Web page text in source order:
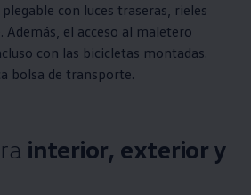
con luces traseras, rieles
el acceso al maletero
con las bicicletas montadas.
bolsa de transporte.
interior, exterior y